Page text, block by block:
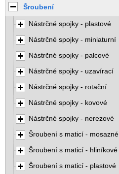
Šroubení
Nástrčné spojky - plastové
Nástrčné spojky - miniaturní
Nástrčné spojky - palcové
Nástrčné spojky - uzavírací
Nástrčné spojky - rotační
Nástrčné spojky - kovové
Nástrčné spojky - nerezové
Šroubení s maticí - mosazné
Šroubení s maticí - hliníkové
Šroubení s maticí - plastové